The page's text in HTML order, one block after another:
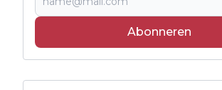
Abonneren